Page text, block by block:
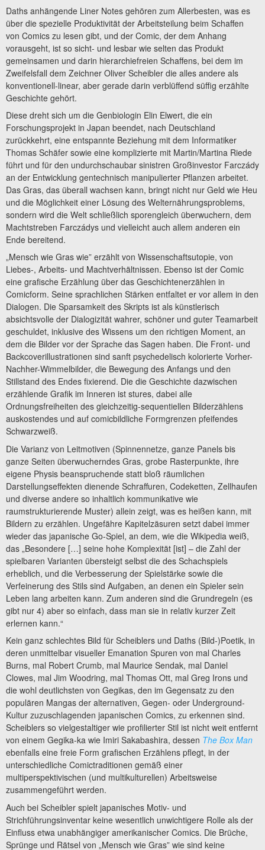
Daths anhängende Liner Notes gehören zum Allerbesten, was es
über die spezielle Produktivität der Arbeitsteilung beim Schaffen
von Comics zu lesen gibt, und der Comic, der dem Anhang
vorausgeht, ist so sicht- und lesbar wie selten das Produkt
gemeinsamen und darin hierarchiefreien Schaffens, bei dem im
Zweifelsfall dem Zeichner Oliver Scheibler die alles andere als
konventionell-linear, aber gerade darin verblüffend süffig erzählte
Geschichte gehört.
Diese dreht sich um die Genbiologin Elin Elwert, die ein
Forschungsprojekt in Japan beendet, nach Deutschland
zurückkehrt, eine entspannte Beziehung mit dem Informatiker
Thomas Schäfer sowie eine komplizierte mit Martin/Martina Riede
führt und für den undurchschaubar sinistren Großinvestor Farczády
an der Entwicklung gentechnisch manipulierter Pflanzen arbeitet.
Das Gras, das überall wachsen kann, bringt nicht nur Geld wie Heu
und die Möglichkeit einer Lösung des Welternährungsproblems,
sondern wird die Welt schließlich sporengleich überwuchern, dem
Machtstreben Farczádys und vielleicht auch allem anderen ein
Ende bereitend.
„Mensch wie Gras wie” erzählt von Wissenschaftsutopie, von
Liebes-, Arbeits- und Machtverhältnissen. Ebenso ist der Comic
eine grafische Erzählung über das Geschichtenerzählen in
Comicform. Seine sprachlichen Stärken entfaltet er vor allem in den
Dialogen. Die Sparsamkeit des Skripts ist als künstlerisch
absichtsvolle der Dialogizität wahrer, schöner und guter Teamarbeit
geschuldet, inklusive des Wissens um den richtigen Moment, an
dem die Bilder vor der Sprache das Sagen haben. Die Front- und
Backcoverillustrationen sind sanft psychedelisch kolorierte Vorher-
Nachher-Wimmelbilder, die Bewegung des Anfangs und den
Stillstand des Endes fixierend. Die die Geschichte dazwischen
erzählende Grafik im Inneren ist stures, dabei alle
Ordnungsfreiheiten des gleichzeitig-sequentiellen Bilderzählens
auskostendes und auf comicbildliche Formgrenzen pfeifendes
Schwarzweiß.
Die Varianz von Leitmotiven (Spinnennetze, ganze Panels bis
ganze Seiten überwucherndes Gras, grobe Rasterpunkte, ihre
eigene Physis beanspruchende statt bloß räumlichen
Darstellungseffekten dienende Schraffuren, Codeketten, Zellhaufen
und diverse andere so inhaltlich kommunikative wie
raumstrukturierende Muster) allein zeigt, was es heißen kann, mit
Bildern zu erzählen. Ungefähre Kapitelzäsuren setzt dabei immer
wieder das japanische Go-Spiel, an dem, wie die Wikipedia weiß,
das „Besondere […] seine hohe Komplexität [ist] – die Zahl der
spielbaren Varianten übersteigt selbst die des Schachspiels
erheblich, und die Verbesserung der Spielstärke sowie die
Verfeinerung des Stils sind Aufgaben, an denen ein Spieler sein
Leben lang arbeiten kann. Zum anderen sind die Grundregeln (es
gibt nur 4) aber so einfach, dass man sie in relativ kurzer Zeit
erlernen kann.“
Kein ganz schlechtes Bild für Scheiblers und Daths (Bild-)Poetik, in
deren unmittelbar visueller Emanation Spuren von mal Charles
Burns, mal Robert Crumb, mal Maurice Sendak, mal Daniel
Clowes, mal Jim Woodring, mal Thomas Ott, mal Greg Irons und
die wohl deutlichsten von Gegikas, den im Gegensatz zu den
populären Mangas der alternativen, Gegen- oder Underground-
Kultur zuzuschlagenden japanischen Comics, zu erkennen sind.
Scheiblers so vielgestaltiger wie profilierter Stil ist nicht weit entfernt
von einem Gegika-ka wie Imiri Sakabashira, dessen The Box Man
ebenfalls eine freie Form grafischen Erzählens pflegt, in der
unterschiedliche Comictraditionen gemäß einer
multiperspektivischen (und multikulturellen) Arbeitsweise
zusammengeführt werden.
Auch bei Scheibler spielt japanisches Motiv- und
Strichführungsinventar keine wesentlich unwichtigere Rolle als der
Einfluss etwa unabhängiger amerikanischer Comics. Die Brüche,
Sprünge und Rätsel von „Mensch wie Gras” wie sind keine